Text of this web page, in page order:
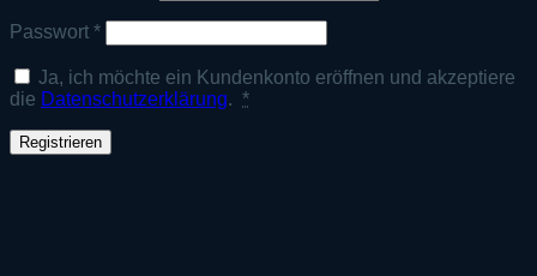
Passwort *Erforderlich
Ja, ich möchte ein Kundenkonto eröffnen und akzeptiere
die Datenschutzerklärung. *
Registrieren